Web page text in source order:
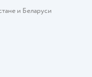
и Беларуси